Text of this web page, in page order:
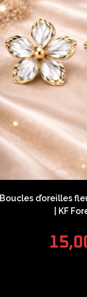
Boucles d’oreilles
| KF